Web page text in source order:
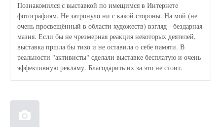
Познакомился с выставкой по имещимся в Интернете
фотографиям. Не затронуло ни с какой стороны. На мой (не
очень просвещённый в области художеств) взгляд - бездарная
мазня. Если бы не чрезмерная реакция некоторых деятелей,
выставка пршла бы тихо и не оставила о себе памяти. В
реальности "активисты" сделали выставке бесплатую и очень
эффективную рекламу. Благодарить их за это не стоит.